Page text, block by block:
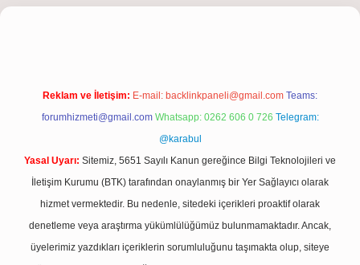
Reklam ve İletişim: E-mail: backlinkpaneli@gmail.com Teams:
forumhizmeti@gmail.com Whatsapp: 0262 606 0 726 Telegram:
@karabul
Yasal Uyarı: Sitemiz, 5651 Sayılı Kanun gereğince Bilgi Teknolojileri ve
İletişim Kurumu (BTK) tarafından onaylanmış bir Yer Sağlayıcı olarak
hizmet vermektedir. Bu nedenle, sitedeki içerikleri proaktif olarak
denetleme veya araştırma yükümlülüğümüz bulunmamaktadır. Ancak,
üyelerimiz yazdıkları içeriklerin sorumluluğunu taşımakta olup, siteye